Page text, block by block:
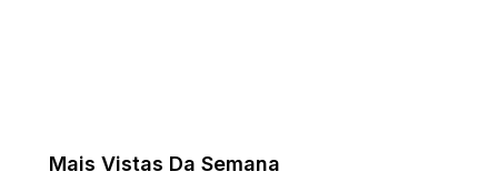
Mais Vistas Da Semana